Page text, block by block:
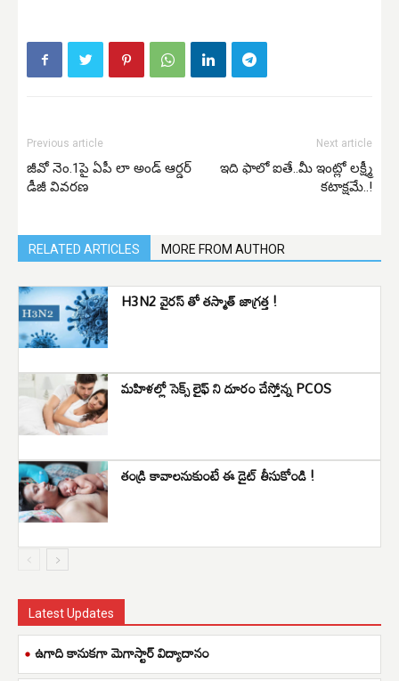
Previous article
జీవో నెం.1పై ఏపీ లా అండ్ ఆర్డర్
డీజీ వివరణ
Next article
ఇది ఫాలో ఐతే..మీ ఇంట్లో లక్ష్మీ
కటాక్షమే..!
RELATED ARTICLES MORE FROM AUTHOR
H3N2 వైరస్ తో తస్మాత్ జాగ్రత్త !
మహిళల్లో సెక్స్ లైఫ్ ని దూరం చేస్తోన్న PCOS
తండ్రి కావాలనుకుంటే ఈ డైట్ తీసుకోండి !
Latest Updates
ఉగాది కానుకగా మెగాస్టార్ విద్యాదానం